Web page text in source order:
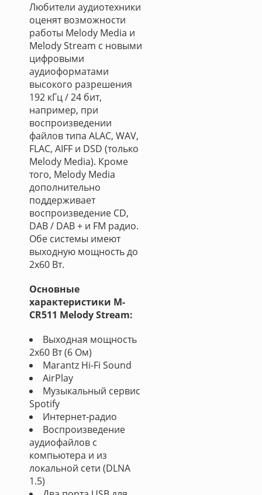
Любители аудиотехники
оценят возможности
работы Melody Media и
Melody Stream с новыми
цифровыми
аудиоформатами
высокого разрешения
192 кГц / 24 бит,
например, при
воспроизведении
файлов типа ALAC, WAV,
FLAC, AIFF и DSD (только
Melody Media). Кроме
того, Melody Media
дополнительно
поддерживает
воспроизведение CD,
DAB / DAB + и FM радио.
Обе системы имеют
выходную мощность до
2х60 Вт.
Основные
характеристики M-
CR511 Melody Stream:
Выходная мощность
2x60 Вт (6 Ом)
Marantz Hi-Fi Sound
AirPlay
Музыкальный сервис
Spotify
Интернет-радио
Воспроизведение
аудиофайлов с
компьютера и из
локальной сети (DLNA
1.5)